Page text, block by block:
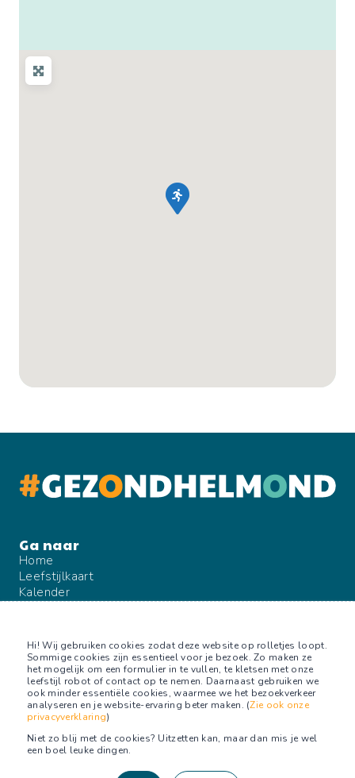
Hi! Wij gebruiken cookies zodat deze website op rolletjes loopt.
Sommige cookies zijn essentieel voor je bezoek. Zo maken ze
het mogelijk om een formulier in te vullen, te kletsen met onze
leefstijl robot of contact op te nemen. Daarnaast gebruiken we
ook minder essentiële cookies, waarmee we het bezoekverkeer
analyseren en je website-ervaring beter maken. (Zie ook onze
privacyverklaring)
Niet zo blij met de cookies? Uitzetten kan, maar dan mis je wel
een boel leuke dingen.
Home
Leefstijlkaart
Kalender
Contact
Volg ons op
Facebook groep